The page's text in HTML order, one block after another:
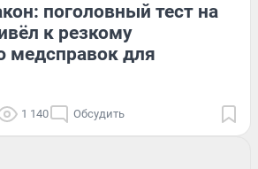
поголовный тест на
к резкому
медсправок для
1 140 Обсудить